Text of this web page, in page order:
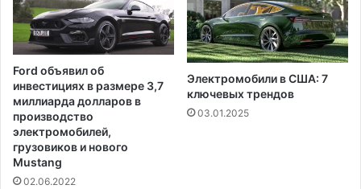
к
о
-
ю
ж
н
о
о
р
е
ы
м
Ford объявил об
инвестициях в размере 3,7
миллиарда долларов в
производство
электромобилей,
грузовиков и нового
Mustang
02.06.2022
Электромобили в США: 7
ключевых трендов
03.01.2025